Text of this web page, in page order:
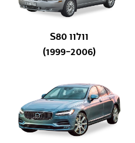
וולוו S80
(1999-2006)